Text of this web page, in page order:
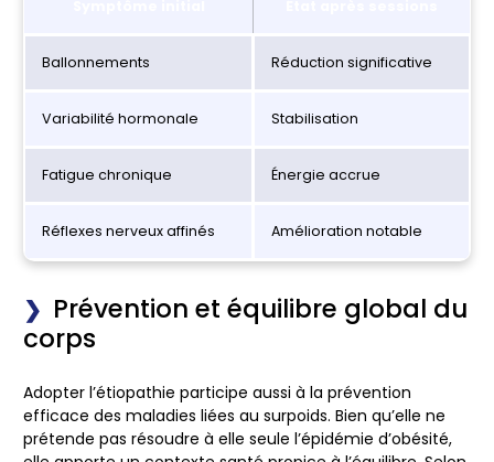
Ballonnements Réduction significative
Variabilité hormonale Stabilisation
Fatigue chronique Énergie accrue
Réflexes nerveux affinés Amélioration notable
Prévention et équilibre global du
corps
Adopter l’étiopathie participe aussi à la prévention
efficace des maladies liées au surpoids. Bien qu’elle ne
prétende pas résoudre à elle seule l’épidémie d’obésité,